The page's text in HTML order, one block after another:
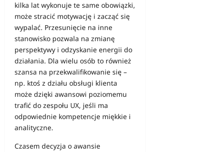
kilka lat wykonuje te same obowiązki,
może stracić motywację i zacząć się
wypalać. Przesunięcie na inne
stanowisko pozwala na zmianę
perspektywy i odzyskanie energii do
działania. Dla wielu osób to również
szansa na przekwalifikowanie się –
np. ktoś z działu obsługi klienta
może dzięki awansowi poziomemu
trafić do zespołu UX, jeśli ma
odpowiednie kompetencje miękkie i
analityczne.
Czasem decyzja o awansie